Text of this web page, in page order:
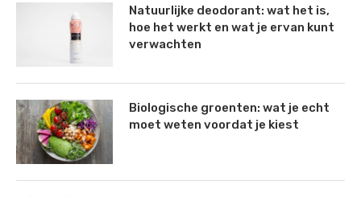
Natuurlijke deodorant: wat het is,
hoe het werkt en wat je ervan kunt
verwachten
Biologische groenten: wat je echt
moet weten voordat je kiest